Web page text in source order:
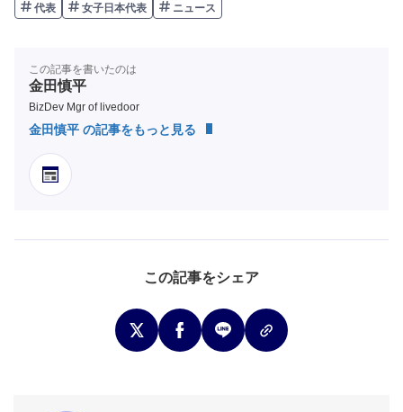
代表 女子日本代表 ニュース
この記事を書いたのは
金田慎平
BizDev Mgr of livedoor
金田慎平 の記事をもっと見る
この記事をシェア